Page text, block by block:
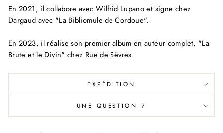
En 2021, il collabore avec Wilfrid Lupano et signe chez
Dargaud avec "La Bibliomule de Cordoue".
En 2023, il réalise son premier album en auteur complet, "La
Brute et le Divin" chez Rue de Sèvres.
EXPÉDITION
UNE QUESTION ?